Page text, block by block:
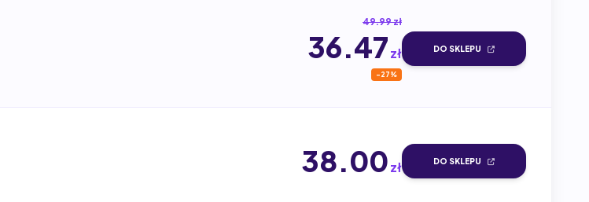
49.99 zł
36.47zł
-27%
DO SKLEPU
38.00zł DO SKLEPU